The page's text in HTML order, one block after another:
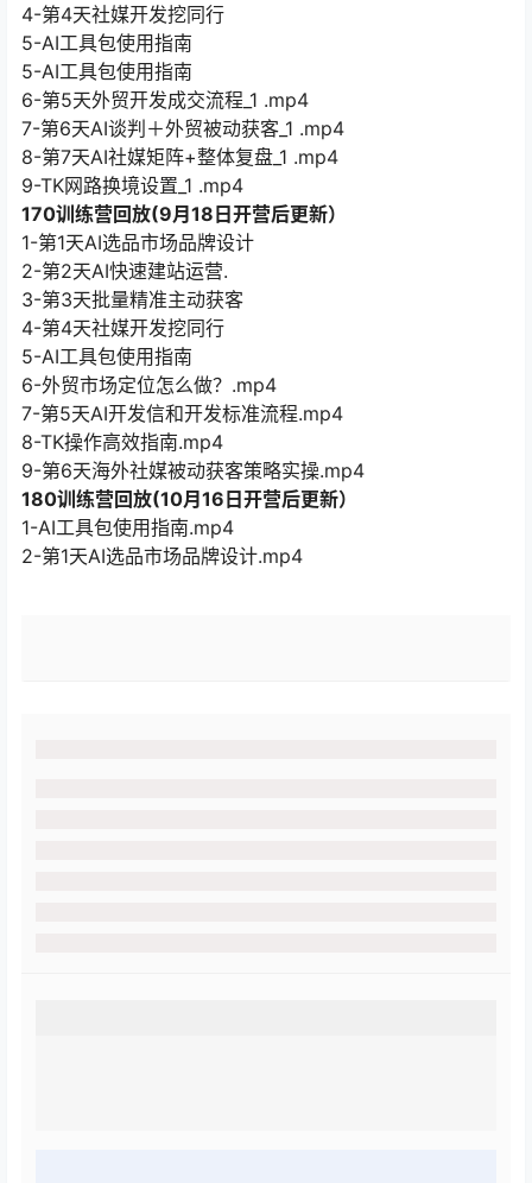
4-第4天社媒开发挖同行
5-AI工具包使用指南
5-AI工具包使用指南
6-第5天外贸开发成交流程_1 .mp4
7-第6天AI谈判＋外贸被动获客_1 .mp4
8-第7天AI社媒矩阵+整体复盘_1 .mp4
9-TK网路换境设置_1 .mp4
170训练营回放(9月18日开营后更新）
1-第1天AI选品市场品牌设计
2-第2天AI快速建站运营.
3-第3天批量精准主动获客
4-第4天社媒开发挖同行
5-AI工具包使用指南
6-外贸市场定位怎么做？.mp4
7-第5天AI开发信和开发标准流程.mp4
8-TK操作高效指南.mp4
9-第6天海外社媒被动获客策略实操.mp4
180训练营回放(10月16日开营后更新）
1-AI工具包使用指南.mp4
2-第1天AI选品市场品牌设计.mp4